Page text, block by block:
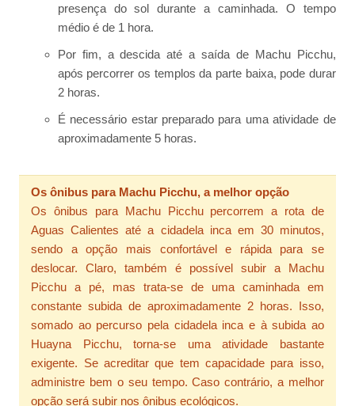
presença do sol durante a caminhada. O tempo
médio é de 1 hora.
Por fim, a descida até a saída de Machu Picchu,
após percorrer os templos da parte baixa, pode durar
2 horas.
É necessário estar preparado para uma atividade de
aproximadamente 5 horas.
Os ônibus para Machu Picchu, a melhor opção
Os ônibus para Machu Picchu percorrem a rota de
Aguas Calientes até a cidadela inca em 30 minutos,
sendo a opção mais confortável e rápida para se
deslocar. Claro, também é possível subir a Machu
Picchu a pé, mas trata-se de uma caminhada em
constante subida de aproximadamente 2 horas. Isso,
somado ao percurso pela cidadela inca e à subida ao
Huayna Picchu, torna-se uma atividade bastante
exigente. Se acreditar que tem capacidade para isso,
administre bem o seu tempo. Caso contrário, a melhor
opção será subir nos ônibus ecológicos.